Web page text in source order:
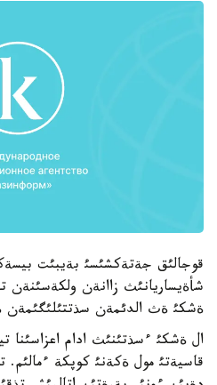
قوجالئق جةتةكشئسئ بةيبئت
شأةيساريانئث زاانةن ولكةسئنةن
ةشكئ ةث الدئمةن سذتتئلئگئمةن
ال ةشكئ ءسذتئنئث ادام اعزاسئنا